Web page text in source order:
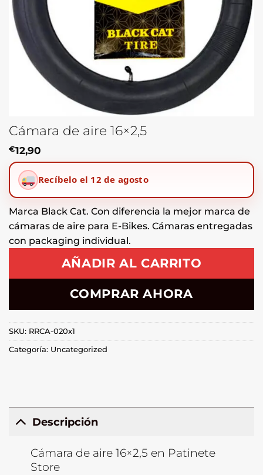
Cámara de aire 16×2,5
€12,90
Recíbelo el 12 de agosto
Marca Black Cat. Con diferencia la mejor marca de
cámaras de aire para E-Bikes. Cámaras entregadas
con packaging individual.
AÑADIR AL CARRITO
COMPRAR AHORA
SKU: RRCA-020x1
Categoría: Uncategorized
Descripción
Cámara de aire 16×2,5 en Patinete
Store